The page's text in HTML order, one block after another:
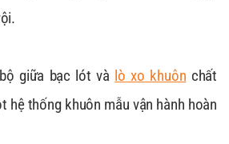
giữa bạc lót và lò xo khuôn chất
hệ thống khuôn mẫu vận hành hoàn